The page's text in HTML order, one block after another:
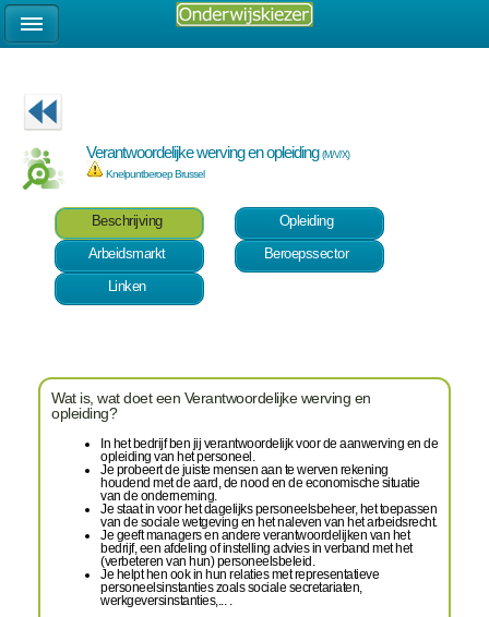
Verantwoordelijke werving en opleiding(M/V/X)
Knelpuntberoep Brussel
Beschrijving
Opleiding
Arbeidsmarkt
Beroepssector
Linken
Wat is, wat doet een Verantwoordelijke werving en
opleiding?
In het bedrijf ben jij verantwoordelijk voor de aanwerving en de
opleiding van het personeel.
Je probeert de juiste mensen aan te werven rekening
houdend met de aard, de nood en de economische situatie
van de onderneming.
Je staat in voor het dagelijks personeelsbeheer, het toepassen
van de sociale wetgeving en het naleven van het arbeidsrecht.
Je geeft managers en andere verantwoordelijken van het
bedrijf, een afdeling of instelling advies in verband met het
(verbeteren van hun) personeelsbeleid.
Je helpt hen ook in hun relaties met representatieve
personeelsinstanties zoals sociale secretariaten,
werkgeversinstanties,... .